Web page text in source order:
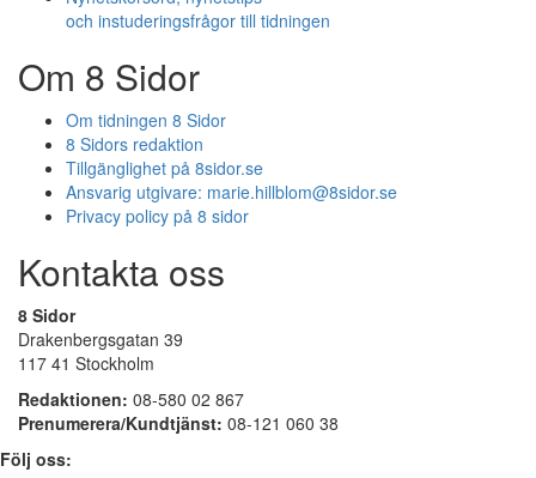
och instuderingsfrågor till tidningen
Om 8 Sidor
Om tidningen 8 Sidor
8 Sidors redaktion
Tillgänglighet på 8sidor.se
Ansvarig utgivare: marie.hillblom@8sidor.se
Privacy policy på 8 sidor
Kontakta oss
8 Sidor
Drakenbergsgatan 39
117 41 Stockholm
Redaktionen: 08-580 02 867
Prenumerera/Kundtjänst: 08-121 060 38
Följ oss: